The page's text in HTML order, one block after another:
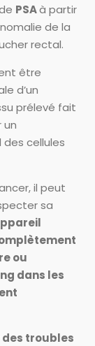
PSAà partir
de la
rectal.
être
d’un
prélevé fait
un
cellules
il peut
sa
ou
dans les
des troubles